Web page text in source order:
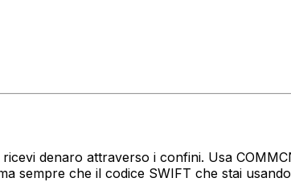
denaro attraverso i confini. Usa
sempre che il codice SWIFT che stai